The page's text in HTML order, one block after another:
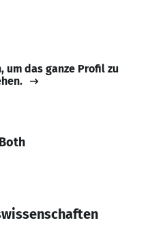
um das ganze Profil zu